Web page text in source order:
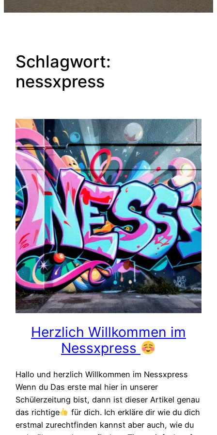
Schlagwort:
nessxpress
Herzlich Willkommen im
Nessxpress
Hallo und herzlich Willkommen im Nessxpress
Wenn du Das erste mal hier in unserer
Schülerzeitung bist, dann ist dieser Artikel genau
das richtige
für dich. Ich erkläre dir wie du dich
erstmal zurechtfinden kannst aber auch, wie du